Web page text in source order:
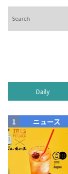
索
Daily
ニュース